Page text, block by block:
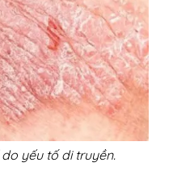
yếu tố di truyền.